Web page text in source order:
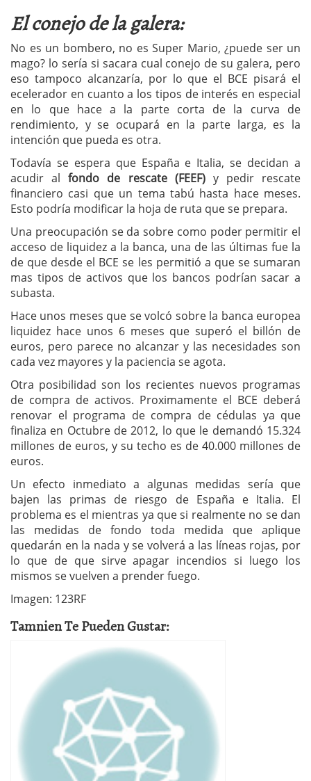
El conejo de la galera:
No es un bombero, no es Super Mario, ¿puede ser un
mago? lo sería si sacara cual conejo de su galera, pero
eso tampoco alcanzaría, por lo que el BCE pisará el
ecelerador en cuanto a los tipos de interés en especial
en lo que hace a la parte corta de la curva de
rendimiento, y se ocupará en la parte larga, es la
intención que pueda es otra.
Todavía se espera que España e Italia, se decidan a
acudir alfondo de rescate (FEEF)y pedir rescate
financiero casi que un tema tabú hasta hace meses.
Esto podría modificar la hoja de ruta que se prepara.
Una preocupación se da sobre como poder permitir el
acceso de liquidez a la banca, una de las últimas fue la
de que desde el BCE se les permitió a que se sumaran
mas tipos de activos que los bancos podrían sacar a
subasta.
Hace unos meses que se volcó sobre la banca europea
liquidez hace unos 6 meses que superó el billón de
euros, pero parece no alcanzar y las necesidades son
cada vez mayores y la paciencia se agota.
Otra posibilidad son los recientes nuevos programas
de compra de activos. Proximamente el BCE deberá
renovar el programa de compra de cédulas ya que
finaliza en Octubre de 2012, lo que le demandó 15.324
millones de euros, y su techo es de 40.000 millones de
euros.
Un efecto inmediato a algunas medidas sería que
bajen las primas de riesgo de España e Italia. El
problema es el mientras ya que si realmente no se dan
las medidas de fondo toda medida que aplique
quedarán en la nada y se volverá a las líneas rojas, por
lo que de que sirve apagar incendios si luego los
mismos se vuelven a prender fuego.
Imagen: 123RF
Tamnien Te Pueden Gustar: